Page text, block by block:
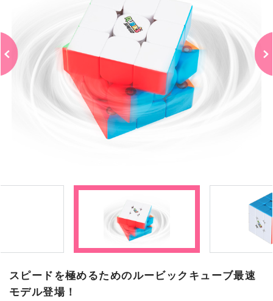
スピードを極めるためのルービックキューブ最速
モデル登場！